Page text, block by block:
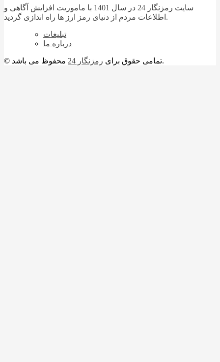
سایت رمزنگار 24 در سال 1401 با ماموریت افزایش آگاهی و
اطلاعات مردم از دنیای رمز ارز ها راه اندازی گردید.
تبلیغات
درباره ما
© تمامی حقوق برای رمزنگار 24 محفوظ می باشد.